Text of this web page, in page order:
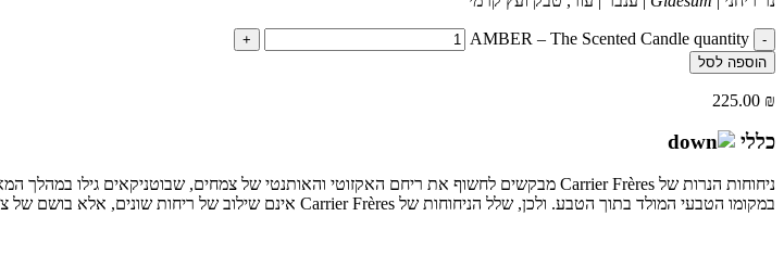
-
AMBER – The Scented Candle quantity
+
הוספה לסל
225.00 ₪
כללי
במקומו הטבעי המולד בתוך הטבע. ולכן, שלל הניחוחות של Carrier Frères אינם שילוב של ריחות שונים, אלא בושם של צומח יחיד. בזמן בערה מחזירים אדי הנרות של Carrier Frères את ניחוחו המקורי של הצמח המסוים.